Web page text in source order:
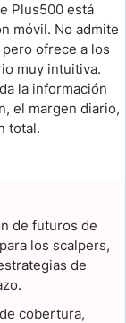
Plus500 está
móvil. No admite
ofrece a los
muy intuitiva.
la información
el margen diario,
total.
de futuros de
los scalpers,
de
cobertura,